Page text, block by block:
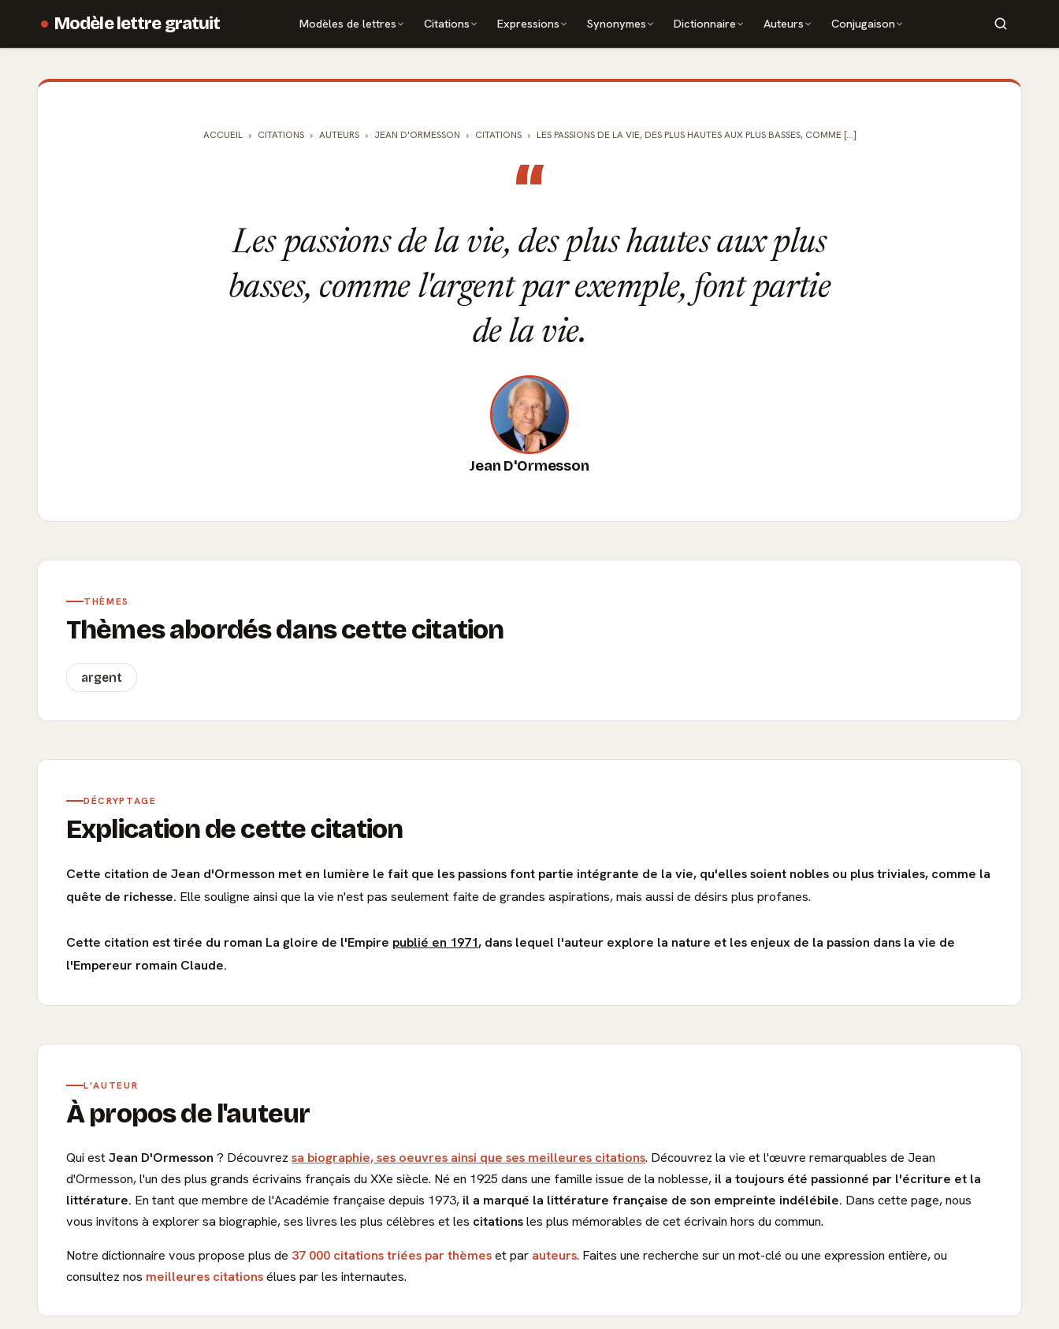
Modèle lettre gratuit Modèles de lettres Citations Expressions Synonymes Dictionnaire Auteurs Conjugaison
ACCUEIL CITATIONS AUTEURS JEAN D'ORMESSON CITATIONS LES PASSIONS DE LA VIE, DES PLUS HAUTES AUX PLUS BASSES, COMME [...]
“
Les passions de la vie, des plus hautes aux plus
basses, comme l'argent par exemple, font partie
de la vie.
Jean D'Ormesson
THÈMES
Thèmes abordés dans cette citation
argent
DÉCRYPTAGE
Explication de cette citation
Cette citation de Jean d'Ormesson met en lumière le fait que les passions font partie intégrante de la vie, qu'elles soient nobles ou plus triviales, comme la
quête de richesse. Elle souligne ainsi que la vie n'est pas seulement faite de grandes aspirations, mais aussi de désirs plus profanes.
Cette citation est tirée du roman La gloire de l'Empire publié en 1971, dans lequel l'auteur explore la nature et les enjeux de la passion dans la vie de
l'Empereur romain Claude.
L'AUTEUR
À propos de l'auteur
Qui estJean D'Ormesson ? Découvrez sa biographie, ses oeuvres ainsi que ses meilleures citations. Découvrez la vie et l'œuvre remarquables de Jean
d'Ormesson, l'un des plus grands écrivains français du XXe siècle. Né en 1925 dans une famille issue de la noblesse, il a toujours été passionné par l'écriture et la
littérature. En tant que membre de l'Académie française depuis 1973, il a marqué la littérature française de son empreinte indélébile. Dans cette page, nous
vous invitons à explorer sa biographie, ses livres les plus célèbres et les citationsles plus mémorables de cet écrivain hors du commun.
Notre dictionnaire vous propose plus de 37 000 citations triées par thèmeset par auteurs. Faites une recherche sur un mot-clé ou une expression entière, ou
consultez nos meilleures citationsélues par les internautes.